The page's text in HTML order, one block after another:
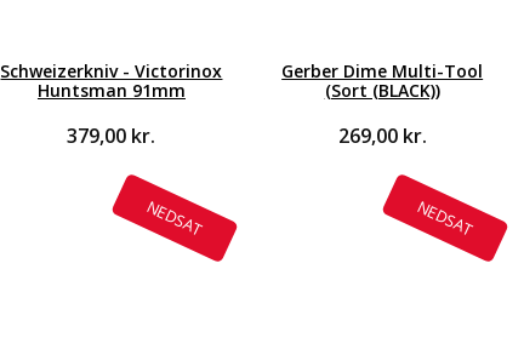
Schweizerkniv - Victorinox
Huntsman 91mm
379,00 kr.
Gerber Dime Multi-Tool
(Sort (BLACK))
269,00 kr.
NEDSAT NEDSAT